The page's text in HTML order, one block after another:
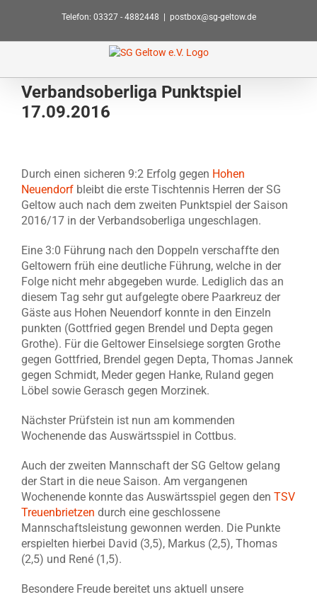
Telefon: 03327 - 4882448 postbox@sg-geltow.de
Verbandsoberliga Punktspiel
17.09.2016
Bild
Durch einen sicheren 9:2 Erfolg gegen Hohen
Neuendorf bleibt die erste Tischtennis Herren der SG
Geltow auch nach dem zweiten Punktspiel der Saison
2016/17 in der Verbandsoberliga ungeschlagen.
Eine 3:0 Führung nach den Doppeln verschaffte den
Geltowern früh eine deutliche Führung, welche in der
Folge nicht mehr abgegeben wurde. Lediglich das an
diesem Tag sehr gut aufgelegte obere Paarkreuz der
Gäste aus Hohen Neuendorf konnte in den Einzeln
punkten (Gottfried gegen Brendel und Depta gegen
Grothe). Für die Geltower Einselsiege sorgten Grothe
gegen Gottfried, Brendel gegen Depta, Thomas Jannek
gegen Schmidt, Meder gegen Hanke, Ruland gegen
Löbel sowie Gerasch gegen Morzinek.
Nächster Prüfstein ist nun am kommenden
Wochenende das Auswärtsspiel in Cottbus.
Auch der zweiten Mannschaft der SG Geltow gelang
der Start in die neue Saison. Am vergangenen
Wochenende konnte das Auswärtsspiel gegen den TSV
Treuenbrietzen durch eine geschlossene
Mannschaftsleistung gewonnen werden. Die Punkte
erspielten hierbei David (3,5), Markus (2,5), Thomas
(2,5) und René (1,5).
Besondere Freude bereitet uns aktuell unsere